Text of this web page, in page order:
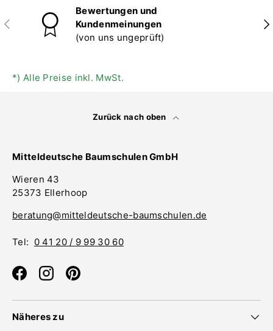
Vorherige
Bewertungen und
Kundenmeinungen
(von uns ungeprüft)
*) Alle Preise inkl. MwSt.
Zurück nach oben
Mitteldeutsche Baumschulen GmbH
Wieren 43
25373 Ellerhoop
beratung@mitteldeutsche-baumschulen.de
Tel: 0 41 20 / 9 99 30 60
FacebookInstagramPinterest
Näheres zu